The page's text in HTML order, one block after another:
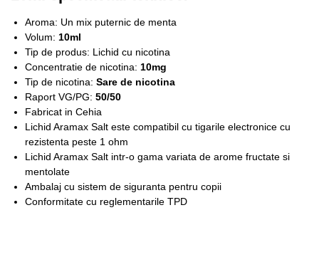
Aroma: Un mix puternic de menta
Volum: 10ml
Tip de produs: Lichid cu nicotina
Concentratie de nicotina: 10mg
Tip de nicotina: Sare de nicotina
Raport VG/PG: 50/50
Fabricat in Cehia
Lichid Aramax Salt este compatibil cu tigarile electronice cu
rezistenta peste 1 ohm
Lichid Aramax Salt intr-o gama variata de arome fructate si
mentolate
Ambalaj cu sistem de siguranta pentru copii
Conformitate cu reglementarile TPD